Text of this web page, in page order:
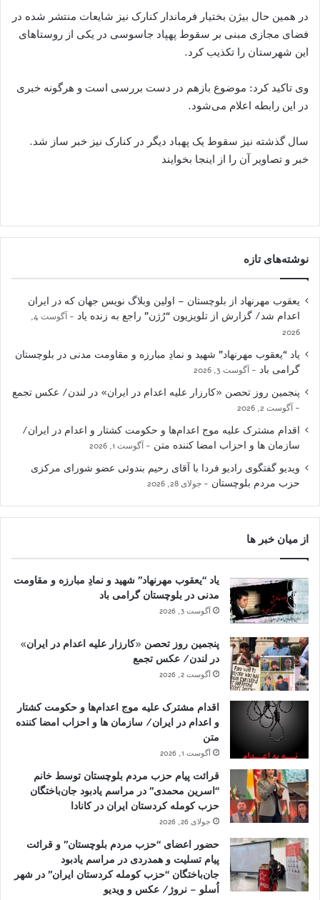
در همین حال بیژن بختیار فرماندار کنارک نیز شایعات منتشر شده در
فضای مجازی مبنی بر سقوط پهپاد جاسوسی در یکی از روستاهای
این شهرستان را تکذیب کرد.
وی تاکید کرد: موضوع بازهم در دست بررسی است و هرگونه خبری
در این رابطه اعلام می‌شود.
سال گذشته نیز سقوط یک پهباد دیگر در کنارک نیز خبر ساز شد.
خبر و تصاویر آن را از اینجا بخوایند
نوشته‌های تازه
یعقوب مهرنهاد از بلوچستان – اولین وبلاگ نویس جهان که در ایران
اعدام شد/ گزارش از تلویزیون “رُژن” راجع به زنده یاد
آگوست 4,
2026
یاد “یعقوب مهرنهاد” شهید و نمادِ مبارزه و مقاومت مدنی در بلوچستان
گرامی باد
آگوست 3, 2026
پنجمین روز تحصن «کارزار علیه اعدام در ایران» در لندن/ عکس تجمع
آگوست 2, 2026
اقدام مشترک علیه موج اعدام‌ها و حکومت کشتار و اعدام در ایران/
سازمان ها و احزاب امضا کننده متن
آگوست 1, 2026
ویدیو گفتگوی رادیو فردا با آقای رحیم بندوئی عضو شورای مرکزی
حزب مردم بلوچستان
جولای 28, 2026
از میان خبر ها
یاد “یعقوب مهرنهاد” شهید و نمادِ مبارزه و مقاومت
مدنی در بلوچستان گرامی باد
آگوست 3, 2026
پنجمین روز تحصن «کارزار علیه اعدام در ایران»
در لندن/ عکس تجمع
آگوست 2, 2026
اقدام مشترک علیه موج اعدام‌ها و حکومت کشتار
و اعدام در ایران/ سازمان ها و احزاب امضا کننده
متن
آگوست 1, 2026
قرائت پیام حزب مردم بلوچستان توسط خانم
“اسرین محمدی” در مراسم یادبود جان‌باختگان
حزب کومله کردستان ایران در کانادا
جولای 26, 2026
حضور اعضای “حزب مردم بلوچستان” و قرائت
پیام تسلیت و همدردی در مراسم یادبود
جان‌باختگان “حزب کومله کردستان ایران” در شهر
اُسلو – نروژ/ عکس و ویدیو